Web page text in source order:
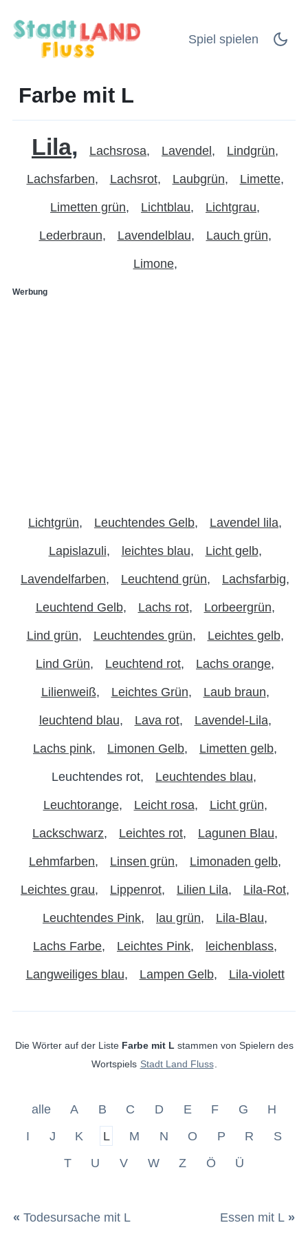
Spiel spielen
Farbe mit L
Lila Lachsrosa Lavendel Lindgrün
Lachsfarben Lachsrot Laubgrün Limette
Limetten grün Lichtblau Lichtgrau
Lederbraun Lavendelblau Lauch grün
Limone
Werbung
Lichtgrün Leuchtendes Gelb Lavendel lila
Lapislazuli leichtes blau Licht gelb
Lavendelfarben Leuchtend grün Lachsfarbig
Leuchtend Gelb Lachs rot Lorbeergrün
Lind grün Leuchtendes grün Leichtes gelb
Lind Grün Leuchtend rot Lachs orange
Lilienweiß Leichtes Grün Laub braun
leuchtend blau Lava rot Lavendel-Lila
Lachs pink Limonen Gelb Limetten gelb
Leuchtendes rot Leuchtendes blau
Leuchtorange Leicht rosa Licht grün
Lackschwarz Leichtes rot Lagunen Blau
Lehmfarben Linsen grün Limonaden gelb
Leichtes grau Lippenrot Lilien Lila Lila-Rot
Leuchtendes Pink lau grün Lila-Blau
Lachs Farbe Leichtes Pink leichenblass
Langweiliges blau Lampen Gelb Lila-violett
Die Wörter auf der Liste Farbe mit L stammen von Spielern des
Wortspiels Stadt Land Fluss
alle A B C D E F G
H
I
J K L M N O P R
S
T
U V W Z Ö Ü
« Todesursache mit L Essen mit L »